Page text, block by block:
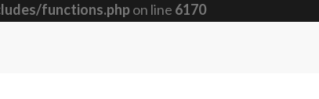
functions.phpon line 6170